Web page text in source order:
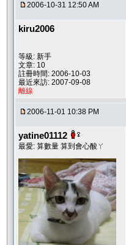
2006-10-31 12:50 AM
kiru2006
等級: 新手
文章: 10
註冊時間: 2006-10-03
最近來訪: 2007-09-08
離線
2006-11-01 10:38 PM
yatine01112
最愛: 算數量 算到會心酸ㄚ